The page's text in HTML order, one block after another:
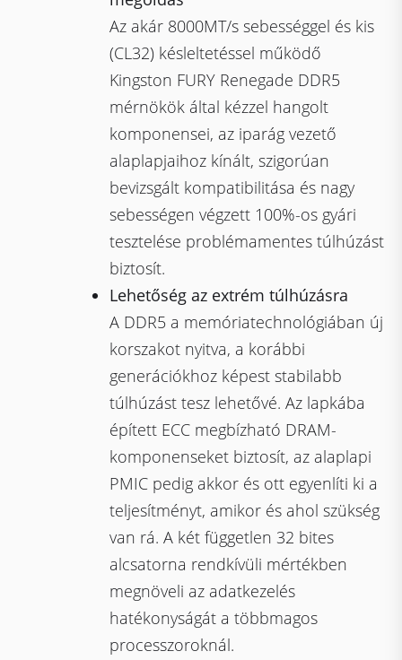
Az akár 8000MT/s sebességgel és kis
(CL32) késleltetéssel működő
Kingston FURY Renegade DDR5
mérnökök által kézzel hangolt
komponensei, az iparág vezető
alaplapjaihoz kínált, szigorúan
bevizsgált kompatibilitása és nagy
sebességen végzett 100%-os gyári
tesztelése problémamentes túlhúzást
biztosít.
Lehetőség az extrém túlhúzásra
A DDR5 a memóriatechnológiában új
korszakot nyitva, a korábbi
generációkhoz képest stabilabb
túlhúzást tesz lehetővé. Az lapkába
épített ECC megbízható DRAM-
komponenseket biztosít, az alaplapi
PMIC pedig akkor és ott egyenlíti ki a
teljesítményt, amikor és ahol szükség
van rá. A két független 32 bites
alcsatorna rendkívüli mértékben
megnöveli az adatkezelés
hatékonyságát a többmagos
processzoroknál.